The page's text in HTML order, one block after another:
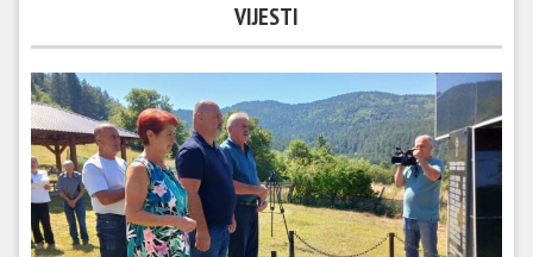
VIJESTI